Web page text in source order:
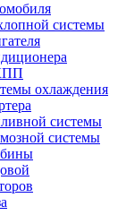
системы
охлаждения
системы
системы